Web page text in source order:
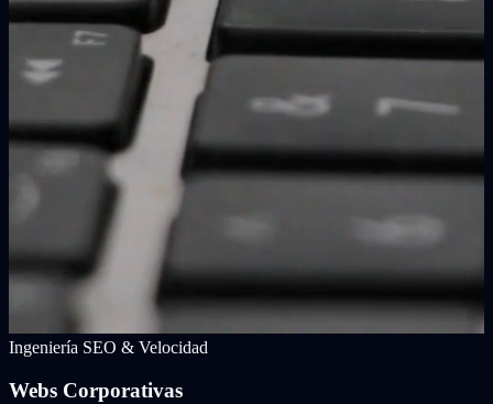
Ingeniería SEO & Velocidad
Webs Corporativas